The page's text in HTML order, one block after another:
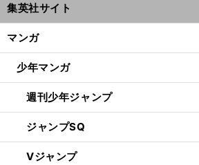
集英社サイト
マンガ
少年マンガ
週刊少年ジャンプ
ジャンプSQ
Vジャンプ